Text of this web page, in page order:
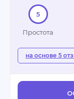
5
Простота
на основе 5